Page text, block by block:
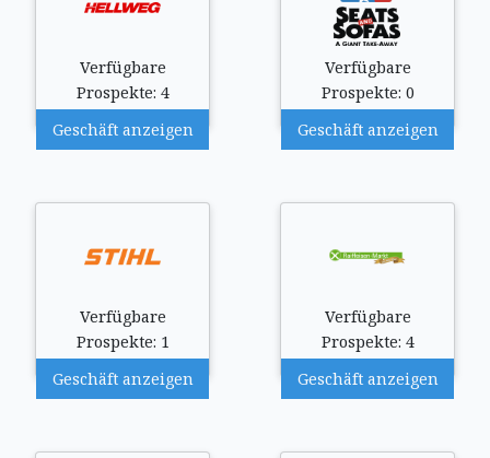
Verfügbare
Prospekte: 4
Geschäft anzeigen
Verfügbare
Prospekte: 0
Geschäft anzeigen
Verfügbare
Prospekte: 1
Geschäft anzeigen
Verfügbare
Prospekte: 4
Geschäft anzeigen